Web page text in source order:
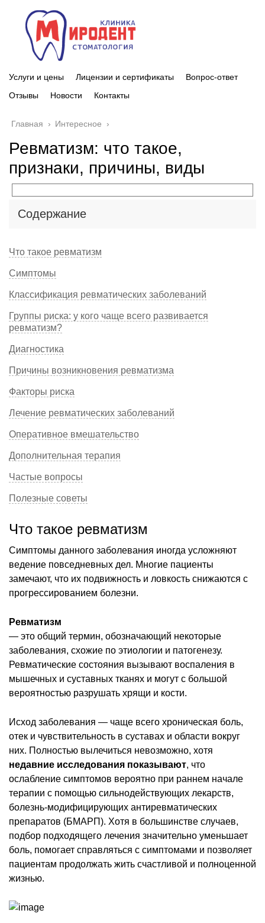
Услуги и цены Лицензии и сертификаты
Вопрос-ответ
Отзывы
Новости Контакты
Главная › Интересное ›
Ревматизм: что такое,
признаки, причины, виды
Содержание
Что такое ревматизм
Симптомы
Классификация ревматических заболеваний
Группы риска: у кого чаще всего развивается
ревматизм?
Диагностика
Причины возникновения ревматизма
Факторы риска
Лечение ревматических заболеваний
Оперативное вмешательство
Дополнительная терапия
Частые вопросы
Полезные советы
Что такое ревматизм
Симптомы данного заболевания иногда усложняют
ведение повседневных дел. Многие пациенты
замечают, что их подвижность и ловкость снижаются с
прогрессированием болезни.
Ревматизм
— это общий термин, обозначающий некоторые
заболевания, схожие по этиологии и патогенезу.
Ревматические состояния вызывают воспаления в
мышечных и суставных тканях и могут с большой
вероятностью разрушать хрящи и кости.
Исход заболевания — чаще всего хроническая боль,
отек и чувствительность в суставах и области вокруг
них. Полностью вылечиться невозможно, хотя
недавние исследования показывают, что
ослабление симптомов вероятно при раннем начале
терапии с помощью сильнодействующих лекарств,
болезнь-модифицирующих антиревматических
препаратов (БМАРП). Хотя в большинстве случаев,
подбор подходящего лечения значительно уменьшает
боль, помогает справляться с симптомами и позволяет
пациентам продолжать жить счастливой и полноценной
жизнью.